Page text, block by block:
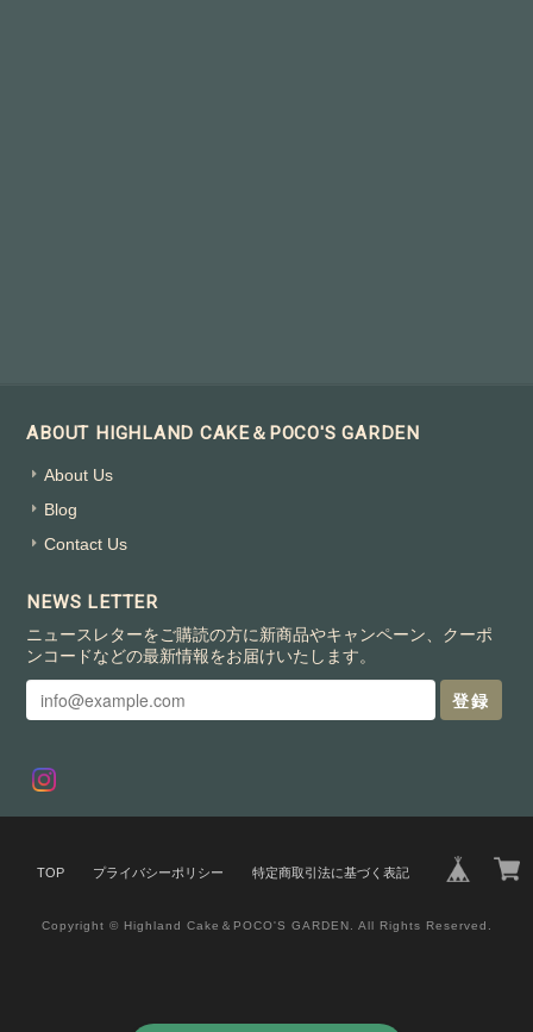
ABOUT HIGHLAND CAKE＆POCO'S GARDEN
About Us
Blog
Contact Us
NEWS LETTER
ニュースレターをご購読の方に新商品やキャンペーン、クーポ
ンコードなどの最新情報をお届けいたします。
登録
TOP プライバシーポリシー 特定商取引法に基づく表記
Copyright © Highland Cake＆POCO'S GARDEN. All Rights Reserved.